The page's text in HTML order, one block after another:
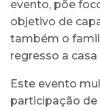
evento, põe
objetivo de
também o
regresso a
Este evento
participação